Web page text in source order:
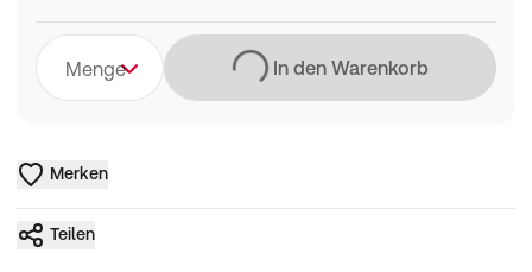
Menge LädtIn den Warenkorb
Merken
Teilen